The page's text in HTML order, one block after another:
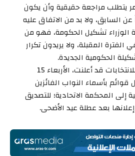
يتطلب مراجعة حقيقية وأن يكون
السابق، ولا بد من الاتفاق عليه
الوزراء تشكيل الحكومة، فهو من
المقبلة، ولا يريدون تكرار
الحكومية الجديدة.
وكانت المفوضية العليا للانتخابات قد أعلنت، الأربعاء 15
2018، إرسال قوائم بأسماء النواب الفائزين
إلى المحكمة الاتحادية؛ للتصديق
بعد عطلة عيد الأضحى.